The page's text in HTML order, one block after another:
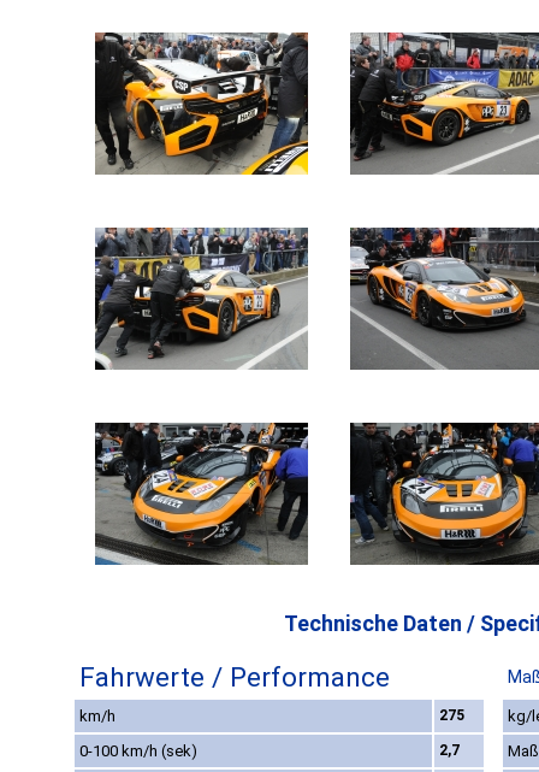
Technische Daten /
Fahrwerte / Performance
km/h 275
kg/
0-100 km/h (sek)
2,7